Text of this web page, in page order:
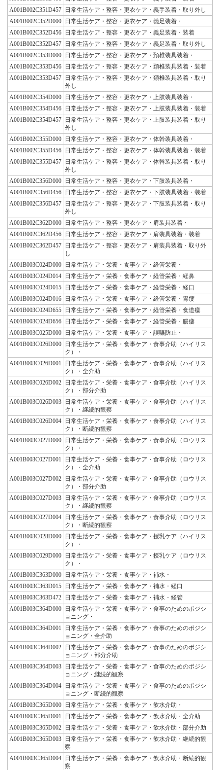
A001B002C351D457
日常生活ケア・整容・更衣ケア・義手装着・取り外し
A001B002C352D000
日常生活ケア・整容・更衣ケア・義足装着・
A001B002C352D456
日常生活ケア・整容・更衣ケア・義足装着・装着
A001B002C352D457
日常生活ケア・整容・更衣ケア・義足装着・取り外し
A001B002C353D000
日常生活ケア・整容・更衣ケア・頚椎装具装着・
A001B002C353D456
日常生活ケア・整容・更衣ケア・頚椎装具装着・装着
A001B002C353D457
日常生活ケア・整容・更衣ケア・頚椎装具装着・取り
外し
A001B002C354D000
日常生活ケア・整容・更衣ケア・上肢装具装着・
A001B002C354D456
日常生活ケア・整容・更衣ケア・上肢装具装着・装着
A001B002C354D457
日常生活ケア・整容・更衣ケア・上肢装具装着・取り
外し
A001B002C355D000
日常生活ケア・整容・更衣ケア・体幹装具装着・
A001B002C355D456
日常生活ケア・整容・更衣ケア・体幹装具装着・装着
A001B002C355D457
日常生活ケア・整容・更衣ケア・体幹装具装着・取り
外し
A001B002C356D000
日常生活ケア・整容・更衣ケア・下肢装具装着・
A001B002C356D456
日常生活ケア・整容・更衣ケア・下肢装具装着・装着
A001B002C356D457
日常生活ケア・整容・更衣ケア・下肢装具装着・取り
外し
A001B002C362D000
日常生活ケア・整容・更衣ケア・肩装具装着・
A001B002C362D456
日常生活ケア・整容・更衣ケア・肩装具装着・装着
A001B002C362D457
日常生活ケア・整容・更衣ケア・肩装具装着・取り外
し
A001B003C024D000
日常生活ケア・栄養・食事ケア・経管栄養・
A001B003C024D014
日常生活ケア・栄養・食事ケア・経管栄養・経鼻
A001B003C024D015
日常生活ケア・栄養・食事ケア・経管栄養・経口
A001B003C024D016
日常生活ケア・栄養・食事ケア・経管栄養・胃瘻
A001B003C024D655
日常生活ケア・栄養・食事ケア・経管栄養・食道瘻
A001B003C024D656
日常生活ケア・栄養・食事ケア・経管栄養・腸瘻
A001B003C025D000
日常生活ケア・栄養・食事ケア・誤嚥防止・
A001B003C026D000
日常生活ケア・栄養・食事ケア・食事介助（ハイリス
ク）・
A001B003C026D001
日常生活ケア・栄養・食事ケア・食事介助（ハイリス
ク）・全介助
A001B003C026D002
日常生活ケア・栄養・食事ケア・食事介助（ハイリス
ク）・部分介助
A001B003C026D003
日常生活ケア・栄養・食事ケア・食事介助（ハイリス
ク）・継続的観察
A001B003C026D004
日常生活ケア・栄養・食事ケア・食事介助（ハイリス
ク）・断続的観察
A001B003C027D000
日常生活ケア・栄養・食事ケア・食事介助（ロウリス
ク）・
A001B003C027D001
日常生活ケア・栄養・食事ケア・食事介助（ロウリス
ク）・全介助
A001B003C027D002
日常生活ケア・栄養・食事ケア・食事介助（ロウリス
ク）・部分介助
A001B003C027D003
日常生活ケア・栄養・食事ケア・食事介助（ロウリス
ク）・継続的観察
A001B003C027D004
日常生活ケア・栄養・食事ケア・食事介助（ロウリス
ク）・断続的観察
A001B003C028D000
日常生活ケア・栄養・食事ケア・授乳ケア（ハイリス
ク）・
A001B003C029D000
日常生活ケア・栄養・食事ケア・授乳ケア（ロウリス
ク）・
A001B003C363D000
日常生活ケア・栄養・食事ケア・補水・
A001B003C363D015
日常生活ケア・栄養・食事ケア・補水・経口
A001B003C363D472
日常生活ケア・栄養・食事ケア・補水・経管
A001B003C364D000
日常生活ケア・栄養・食事ケア・食事のためのポジシ
ョニング・
A001B003C364D001
日常生活ケア・栄養・食事ケア・食事のためのポジシ
ョニング・全介助
A001B003C364D002
日常生活ケア・栄養・食事ケア・食事のためのポジシ
ョニング・部分介助
A001B003C364D003
日常生活ケア・栄養・食事ケア・食事のためのポジシ
ョニング・継続的観察
A001B003C364D004
日常生活ケア・栄養・食事ケア・食事のためのポジシ
ョニング・断続的観察
A001B003C365D000
日常生活ケア・栄養・食事ケア・飲水介助・
A001B003C365D001
日常生活ケア・栄養・食事ケア・飲水介助・全介助
A001B003C365D002
日常生活ケア・栄養・食事ケア・飲水介助・部分介助
A001B003C365D003
日常生活ケア・栄養・食事ケア・飲水介助・継続的観
察
A001B003C365D004
日常生活ケア・栄養・食事ケア・飲水介助・断続的観
察